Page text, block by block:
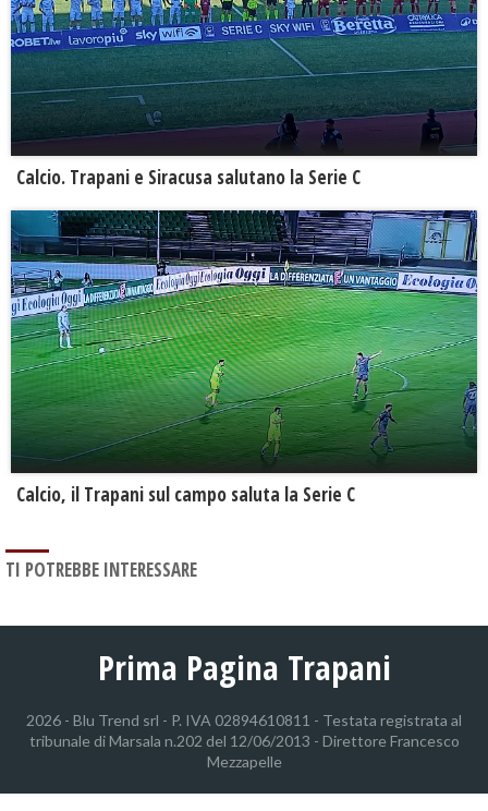
Calcio. Trapani e Siracusa salutano la Serie C
Calcio, il Trapani sul campo saluta la Serie C
TI POTREBBE INTERESSARE
Prima Pagina Trapani
2026 - Blu Trend srl - P. IVA 02894610811 - Testata registrata al
tribunale di Marsala n.202 del 12/06/2013 - Direttore Francesco
Mezzapelle